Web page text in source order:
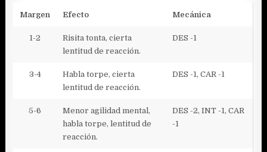
Margen Efecto Mecánica
1-2
Risita tonta, cierta
lentitud de reacción.
DES -1
3-4
Habla torpe, cierta
lentitud de reacción.
DES -1, CAR -1
5-6
Menor agilidad mental,
habla torpe, lentitud de
reacción.
DES -2, INT -1, CAR
-1